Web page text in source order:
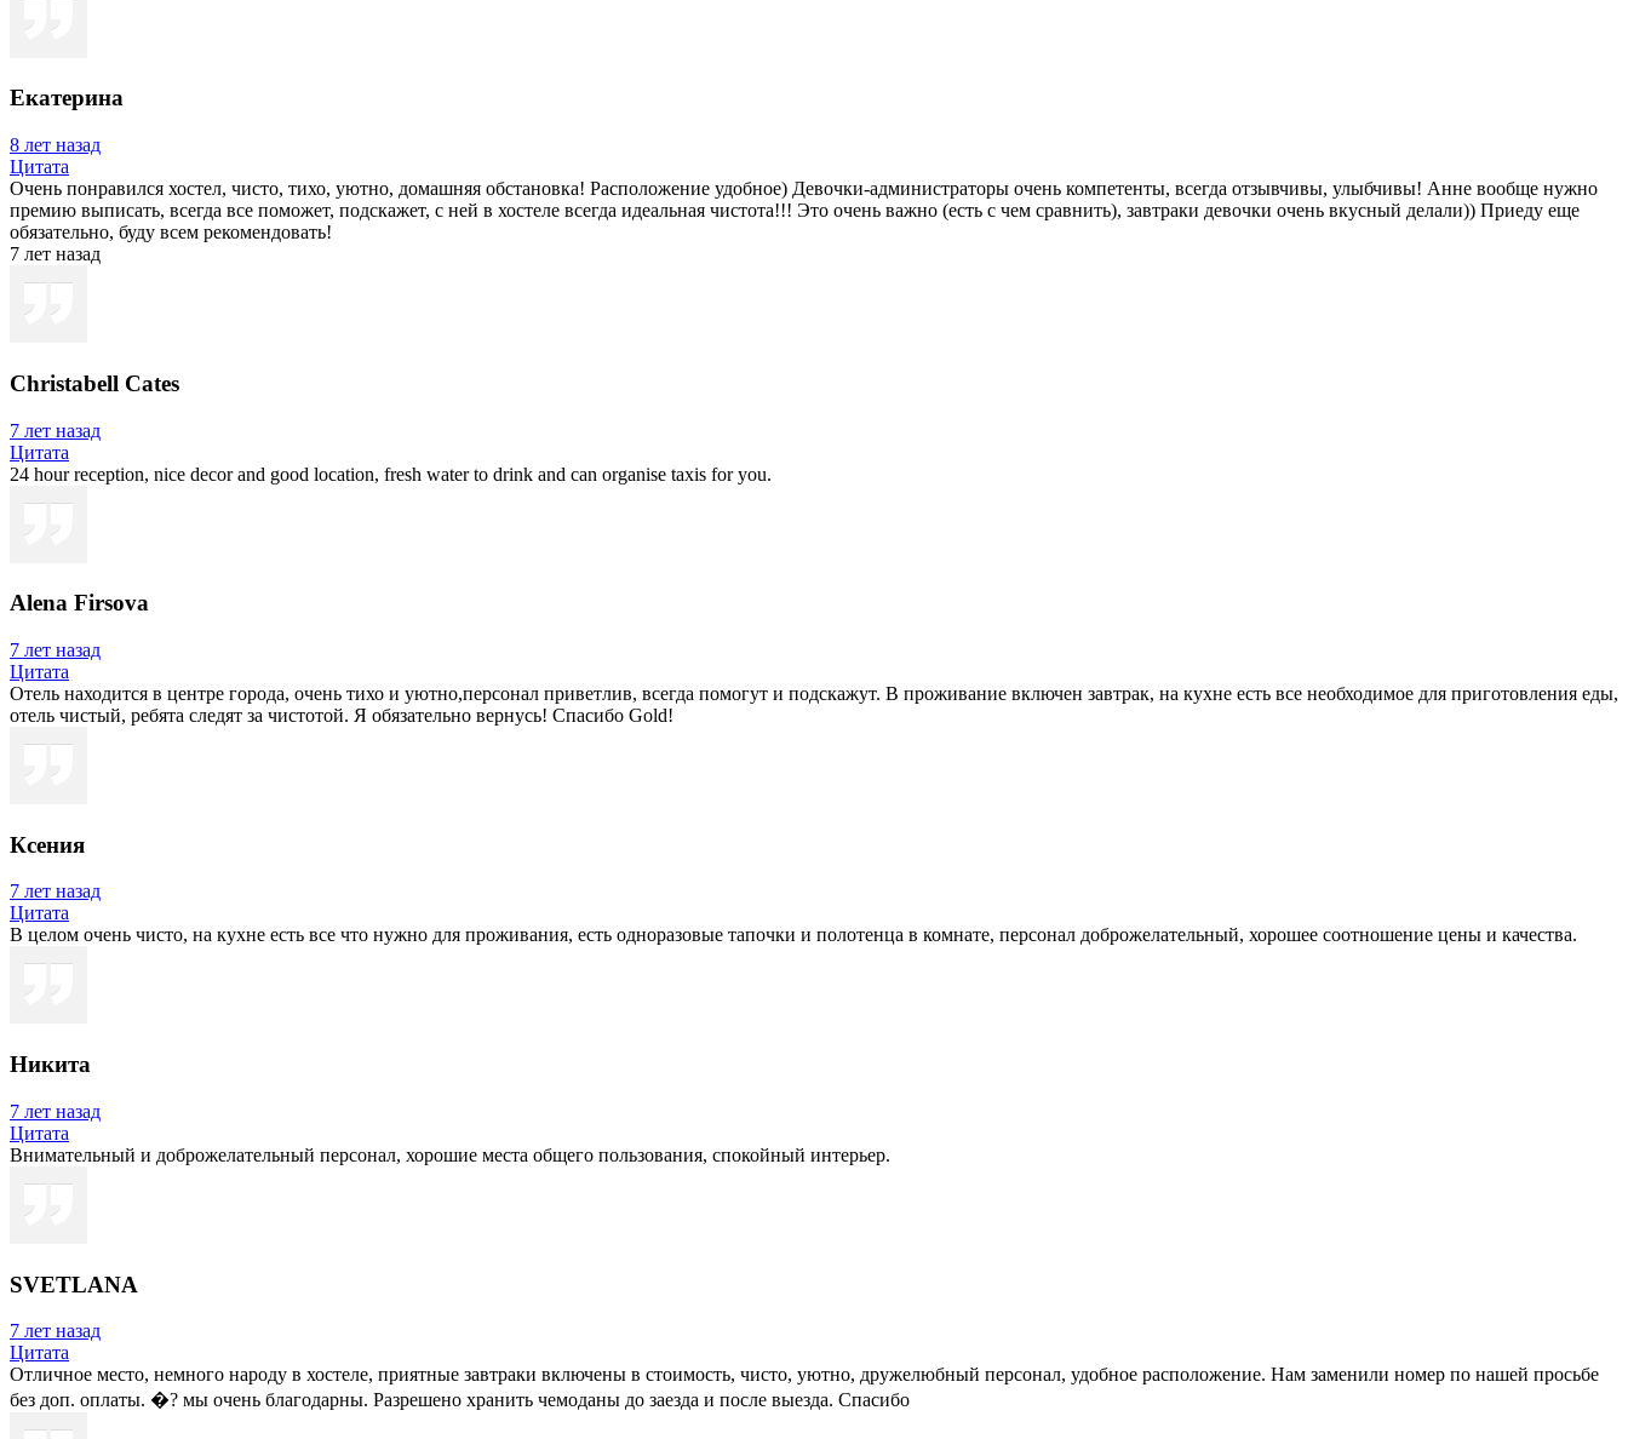
Екатерина
8 лет назад
Цитата
Очень понравился хостел, чисто, тихо, уютно, домашняя обстановка! Расположение удобное) Девочки-администраторы очень компетенты, всегда отзывчивы, улыбчивы! Анне вообще нужно
премию выписать, всегда все поможет, подскажет, с ней в хостеле всегда идеальная чистота!!! Это очень важно (есть с чем сравнить), завтраки девочки очень вкусный делали)) Приеду еще
обязательно, буду всем рекомендовать!
7 лет назад
Christabell Cates
7 лет назад
Цитата
24 hour reception, nice decor and good location, fresh water to drink and can organise taxis for you.
Alena Firsova
7 лет назад
Цитата
Отель находится в центре города, очень тихо и уютно,персонал приветлив, всегда помогут и подскажут. В проживание включен завтрак, на кухне есть все необходимое для приготовления еды,
отель чистый, ребята следят за чистотой. Я обязательно вернусь! Спасибо Gold!
Ксения
7 лет назад
Цитата
В целом очень чисто, на кухне есть все что нужно для проживания, есть одноразовые тапочки и полотенца в комнате, персонал доброжелательный, хорошее соотношение цены и качества.
Никита
7 лет назад
Цитата
Внимательный и доброжелательный персонал, хорошие места общего пользования, спокойный интерьер.
SVETLANA
7 лет назад
Цитата
Отличное место, немного народу в хостеле, приятные завтраки включены в стоимость, чисто, уютно, дружелюбный персонал, удобное расположение. Нам заменили номер по нашей просьбе
без доп. оплаты. �? мы очень благодарны. Разрешено хранить чемоданы до заезда и после выезда. Спасибо